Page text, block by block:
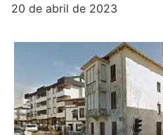
20 de abril de 2023